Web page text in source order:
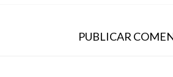
PUBLICAR